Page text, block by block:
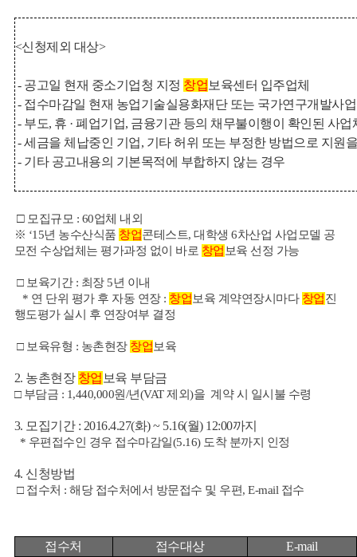
<신청제외 대상>
- 공고일 현재 중소기업청 지정 창업 보육센터 입주업체
- 접수마감일 현재 농업기술실용화재단 또는 국가연구개발사
- 부도, 휴 · 폐업기업, 금융기관 등의 채무불이행이 확인된 사업
- 세금을 체납중인 기업, 기타 허위 또는 부정한 방법으로 지원
- 기타 공고내용의 기본목적에 부합하지 않는 경우
□모집규모 : 60업체 내외
※ ‘15년 농수산식품 창업콘테스트, 대학생 6차산업 사업모델 공
모전 수상업체는 평가과정 없이 바로 창업보육 선정 가능
□ 보육기간 : 최장 5년 이내
* 연 단위 평가 후 자동 연장 : 창업보육 계약연장시마다 창업진
행도평가 실시 후 연장여부 결정
□ 보육유형 : 농촌현장 창업보육
2. 농촌현장 창업 보육 부담금
□부담금 : 1,440,000원/년(VAT 제외)을 계약 시 일시불 수령
3. 모집기간 : 2016.4.27(화) ~ 5.16(월) 12:00까지
* 우편접수인 경우 접수마감일(5.16) 도착 분까지 인정
4. 신청방법
□ 접수처 : 해당 접수처에서 방문접수 및 우편, E-mail 접수
접수처 접수대상 E-mail